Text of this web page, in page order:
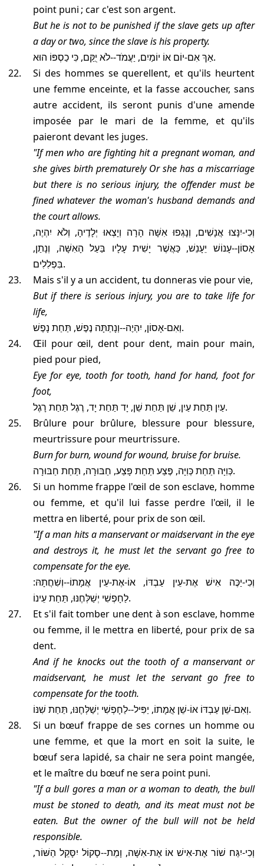
point puni ; car c'est son argent.
but he is not to be punished if the slave gets up after
a day or two, since the slave is his property.
אַךְ אִם-יוֹם אוֹ יוֹמַיִם, יַעֲמֹד--לֹא יֻקַּם, כִּי כַסְפּוֹ הוּא.
Si des hommes se querellent, et qu'ils heurtent
une femme enceinte, et la fasse accoucher, sans
autre accident, ils seront punis d'une amende
imposée par le mari de la femme, et qu'ils
paieront devant les juges.
"If men who are fighting hit a pregnant woman, and
she gives birth prematurely Or she has a miscarriage
but there is no serious injury, the offender must be
fined whatever the woman's husband demands and
the court allows.
וְכִי-יִנָּצוּ אֲנָשִׁים, וְנָגְפוּ אִשָּׁה הָרָה וְיָצְאוּ יְלָדֶיהָ, וְלֹא יִהְיֶה,
אָסוֹן--עָנוֹשׁ יֵעָנֵשׁ, כַּאֲשֶׁר יָשִׁית עָלָיו בַּעַל הָאִשָּׁה, וְנָתַן,
בִּפְלִלִים.
Mais s'il y a un accident, tu donneras vie pour vie,
But if there is serious injury, you are to take life for
life,
וְאִם-אָסוֹן, יִהְיֶה--וְנָתַתָּה נֶפֶשׁ, תַּחַת נָפֶשׁ.
œil pour œil, dent pour dent, main pour main,
pied pour pied,
eye for eye, tooth for tooth, hand for hand, foot for
foot,
עַיִן תַּחַת עַיִן, שֵׁן תַּחַת שֵׁן, יָד תַּחַת יָד, רֶגֶל תַּחַת רָגֶל.
brûlure pour brûlure, blessure pour blessure,
meurtrissure pour meurtrissure.
burn for burn, wound for wound, bruise for bruise.
כְּוִיָּה תַּחַת כְּוִיָּה, פֶּצַע תַּחַת פָּצַע, חַבּוּרָה, תַּחַת חַבּוּרָה.
Si un homme frappe l'œil de son esclave, homme
ou femme, et qu'il lui fasse perdre l'œil, il le
mettra en liberté, pour prix de son œil.
"If a man hits a manservant or maidservant in the eye
and destroys it, he must let the servant go free to
compensate for the eye.
וְכִי-יַכֶּה אִישׁ אֶת-עֵין עַבְדּוֹ, אוֹ-אֶת-עֵין אֲמָתוֹ--וְשִׁחֲתָהּ:
לַחָפְשִׁי יְשַׁלְּחֶנּוּ, תַּחַת עֵינוֹ.
Et s'il fait tomber une dent à son esclave, homme
ou femme, il le mettra en liberté, pour prix de sa
dent.
And if he knocks out the tooth of a manservant or
maidservant, he must let the servant go free to
compensate for the tooth.
וְאִם-שֵׁן עַבְדּוֹ אוֹ-שֵׁן אֲמָתוֹ, יַפִּיל--לַחָפְשִׁי יְשַׁלְּחֶנּוּ, תַּחַת שִׁנּוֹ.
Si un bœuf frappe de ses cornes un homme ou
une femme, et que la mort en soit la suite, le
bœuf sera lapidé, sa chair ne sera point mangée,
et le maître du bœuf ne sera point puni.
"If a bull gores a man or a woman to death, the bull
must be stoned to death, and its meat must not be
eaten. But the owner of the bull will not be held
responsible.
וְכִי-יִגַּח שׁוֹר אֶת-אִישׁ אוֹ אֶת-אִשָּׁה, וָמֵת--סָקוֹל יִסָּקֵל הַשּׁוֹר,